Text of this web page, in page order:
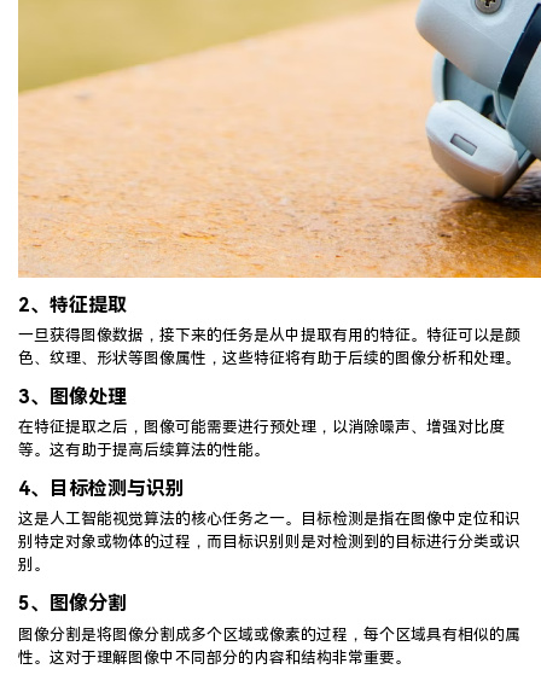
2、 特征提取
一旦获得图像数据，接下来的任务是从中提取有用的特征。特征可以是颜
色、纹理、形状等图像属性，这些特征将有助于后续的图像分析和处理。
3、 图像处理
在特征提取之后，图像可能需要进行预处理，以消除噪声、增强对比度
等。这有助于提高后续算法的性能。
4、 目标检测与识别
这是人工智能视觉算法的核心任务之一。目标检测是指在图像中定位和识
别特定对象或物体的过程，而目标识别则是对检测到的目标进行分类或识
别。
5、 图像分割
图像分割是将图像分割成多个区域或像素的过程，每个区域具有相似的属
性。这对于理解图像中不同部分的内容和结构非常重要。